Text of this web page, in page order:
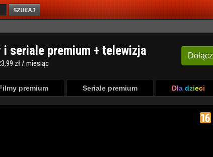
Dołącz
i seriale premium + telewizja
zł / miesiąc
premium Seriale premium Dla dzieci